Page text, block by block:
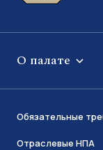
О палате
Обязательные
Отраслевые НПА